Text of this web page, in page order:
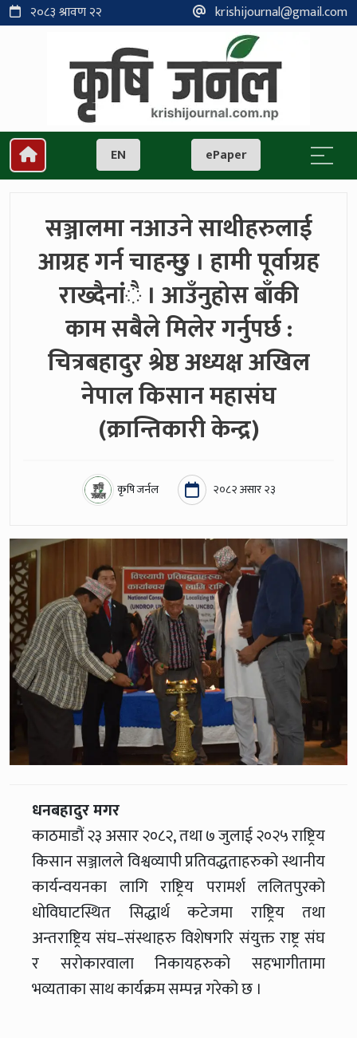
२०८३ श्रावण २२ krishijournal@gmail.com
EN ePaper
सञ्जालमा नआउने साथीहरुलाई
आग्रह गर्न चाहन्छुु । हामी पूर्वाग्रह
राख्दैनांै । आउँनुहोस बाँकी
काम सबैले मिलेर गर्नुपर्छ :
चित्रबहादुर श्रेष्ठ अध्यक्ष अखिल
नेपाल किसान महासंघ
(क्रान्तिकारी केन्द्र)
कृषि जर्नल २०८२ असार २३
धनबहादुर मगर
काठमाडौं २३ असार २०८२, तथा ७ जुलाई २०२५ राष्ट्रिय
किसान सञ्जालले विश्वव्यापी प्रतिवद्धताहरुको स्थानीय
कार्यन्वयनका लागि राष्ट्रिय परामर्श ललितपुरको
धोविघाटस्थित सिद्धार्थ कटेजमा राष्ट्रिय तथा
अन्तराष्ट्रिय संघ–संस्थाहरु विशेषगरि संयुक्त राष्ट्र संघ
र सरोकारवाला निकायहरुको सहभागीतामा
भव्यताका साथ कार्यक्रम सम्पन्न गरेको छ ।